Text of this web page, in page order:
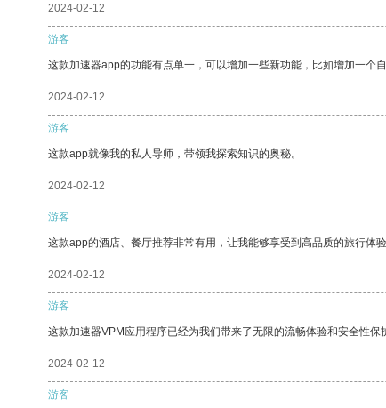
2024-02-12
游客
这款加速器app的功能有点单一，可以增加一些新功能，比如增加一个自
2024-02-12
游客
这款app就像我的私人导师，带领我探索知识的奥秘。
2024-02-12
游客
这款app的酒店、餐厅推荐非常有用，让我能够享受到高品质的旅行体验
2024-02-12
游客
这款加速器VPM应用程序已经为我们带来了无限的流畅体验和安全性保
2024-02-12
游客